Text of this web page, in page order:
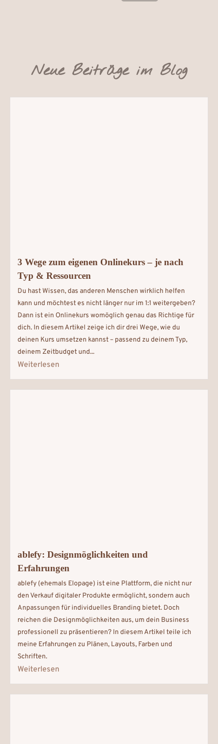
Neue Beiträge im Blog
3 Wege zum eigenen Onlinekurs – je nach
Typ & Ressourcen
Du hast Wissen, das anderen Menschen wirklich helfen
kann und möchtest es nicht länger nur im 1:1 weitergeben?
Dann ist ein Onlinekurs womöglich genau das Richtige für
dich. In diesem Artikel zeige ich dir drei Wege, wie du
deinen Kurs umsetzen kannst – passend zu deinem Typ,
deinem Zeitbudget und...
Weiterlesen
ablefy: Designmöglichkeiten und
Erfahrungen
ablefy (ehemals Elopage) ist eine Plattform, die nicht nur
den Verkauf digitaler Produkte ermöglicht, sondern auch
Anpassungen für individuelles Branding bietet. Doch
reichen die Designmöglichkeiten aus, um dein Business
professionell zu präsentieren? In diesem Artikel teile ich
meine Erfahrungen zu Plänen, Layouts, Farben und
Schriften.
Weiterlesen